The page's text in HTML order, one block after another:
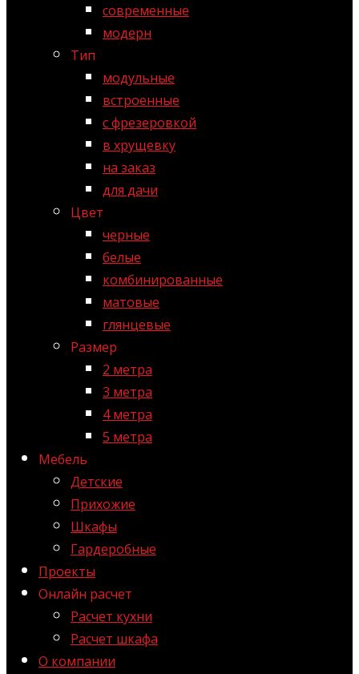
современные
модерн
Тип
модульные
встроенные
с фрезеровкой
в хрущевку
на заказ
для дачи
Цвет
черные
белые
комбинированные
матовые
глянцевые
Размер
2 метра
3 метра
4 метра
5 метра
Мебель
Детские
Прихожие
Шкафы
Гардеробные
Проекты
Онлайн расчет
Расчет кухни
Расчет шкафа
О компании